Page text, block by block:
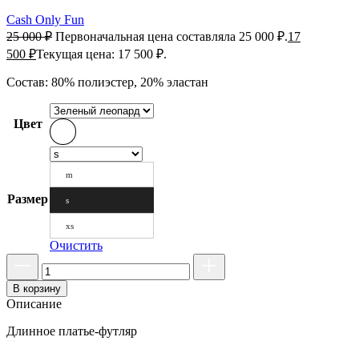
Cash Only Fun
25 000₽ Первоначальная цена составляла 25 000 ₽.17
500 ₽Текущая цена: 17 500 ₽.
Состав: 80% полиэстер, 20% эластан
Цвет
Размер
m
s
xs
Очистить
В корзину
Описание
Длинное платье-футляр